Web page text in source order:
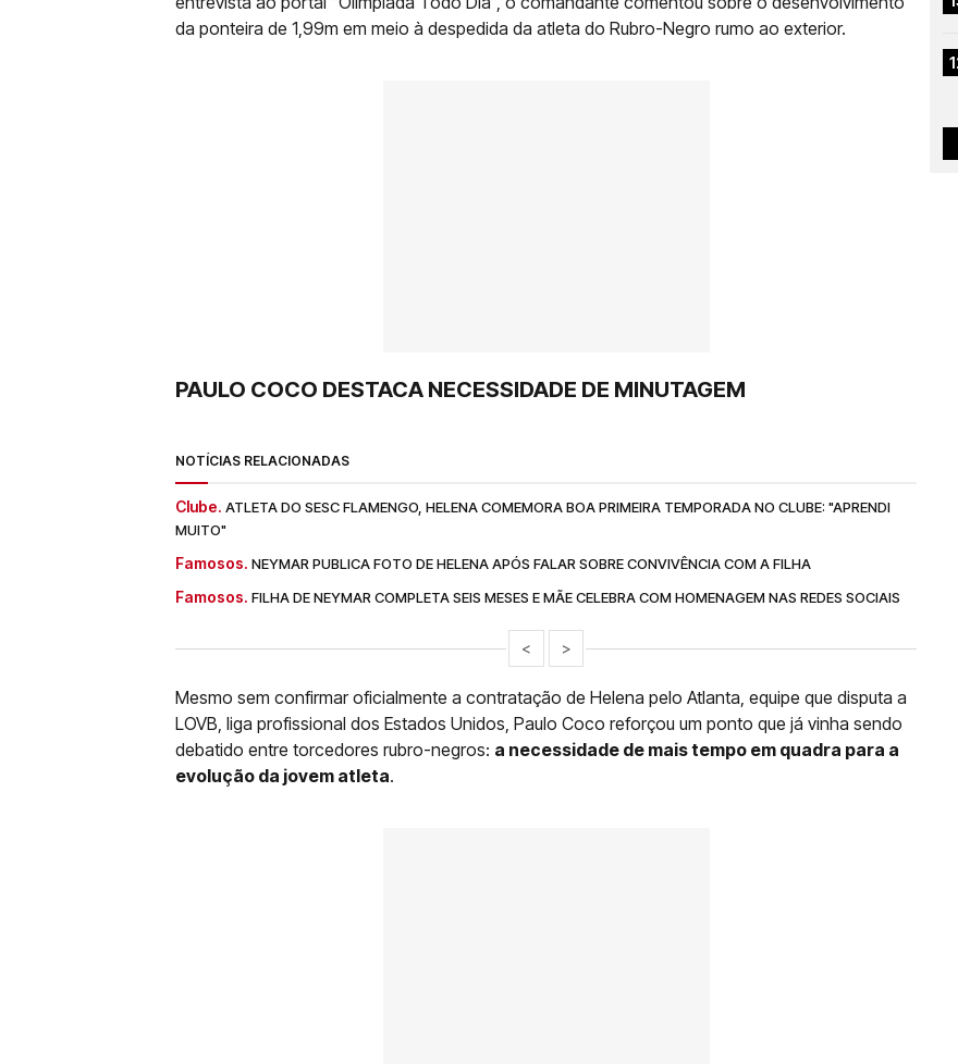
da ponteira de 1,99m em meio à despedida da atleta do Rubro-Negro rumo ao exterior.
PAULO COCO DESTACA NECESSIDADE DE MINUTAGEM
NOTÍCIAS RELACIONADAS
Clube. ATLETA DO SESC FLAMENGO, HELENA COMEMORA BOA PRIMEIRA TEMPORADA NO CLUBE: "APRENDI
MUITO"
Famosos. NEYMAR PUBLICA FOTO DE HELENA APÓS FALAR SOBRE CONVIVÊNCIA COM A FILHA
Famosos. FILHA DE NEYMAR COMPLETA SEIS MESES E MÃE CELEBRA COM HOMENAGEM NAS REDES SOCIAIS
< >
Mesmo sem confirmar oficialmente a contratação de Helena pelo Atlanta, equipe que disputa a
LOVB, liga profissional dos Estados Unidos, Paulo Coco reforçou um ponto que já vinha sendo
debatido entre torcedores rubro-negros: a necessidade de mais tempo em quadra para a
evolução da jovem atleta.